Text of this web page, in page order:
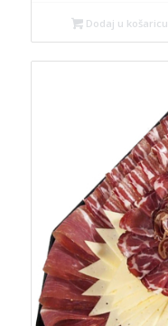
Dodaj u košaricu